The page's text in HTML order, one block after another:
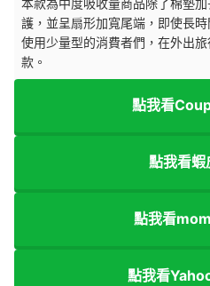
護，並呈扇形加寬尾端，即使長
使用少量型的消費者們，在外出
款。
點我看
點我看蝦
點我看
點我看